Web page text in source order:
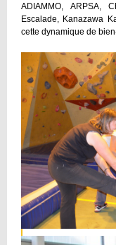
ADIAMMO, ARPSA,
Escalade, Kanazawa
cette dynamique de